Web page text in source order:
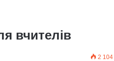
вчителів
2 104